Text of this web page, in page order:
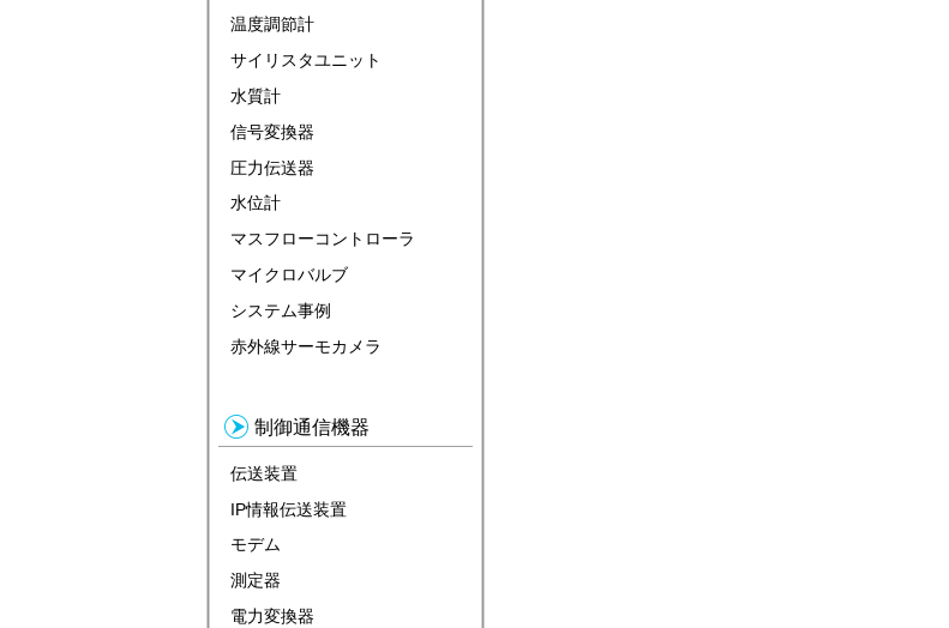
温度調節計
サイリスタユニット
水質計
信号変換器
圧力伝送器
水位計
マスフローコントローラ
マイクロバルブ
システム事例
赤外線サーモカメラ
制御通信機器
伝送装置
IP情報伝送装置
モデム
測定器
電力変換器